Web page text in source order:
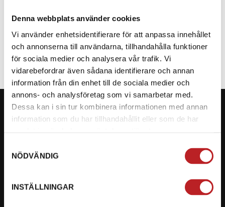
Denna webbplats använder cookies
Vi använder enhetsidentifierare för att anpassa innehållet
och annonserna till användarna, tillhandahålla funktioner
för sociala medier och analysera vår trafik. Vi
vidarebefordrar även sådana identifierare och annan
information från din enhet till de sociala medier och
annons- och analysföretag som vi samarbetar med.
Dessa kan i sin tur kombinera informationen med annan
information som du har tillhandahållit eller som de har
NÖDVÄNDIG
INSTÄLLNINGAR
SPECIFIKATION
Org. nummer: 5566689278